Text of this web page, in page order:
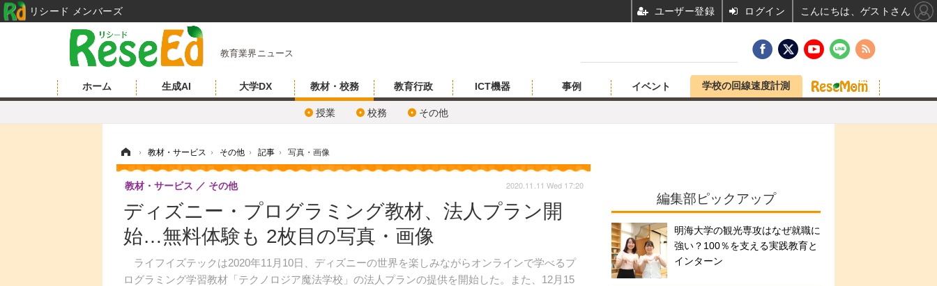
教育業界ニュース
ホーム 生成AI 大学DX 教材・校務
授業 校務 その他
教育行政 ICT機器 事例 イベント 学校の回線速度計測
› 教材・サービス › その他 › 記事 › 写真・画像
ディズニー・プログラミング教材、法人プラン開
始…無料体験も 2枚目の写真・画像
ライフイズテックは2020年11月10日、ディズニーの世界を楽しみながらオンラインで学べるプ
ログラミング学習教材「テクノロジア魔法学校」の法人プランの提供を開始した。また、12月15
教材・サービス その他 2020.11.11 Wed 17:20
編集部ピックアップ
明海大学の観光専攻はなぜ就職に
強い？100％を支える実践教育と
インターン
リシード メンバーズ ユーザー登録 ログイン こんにちは、ゲストさん